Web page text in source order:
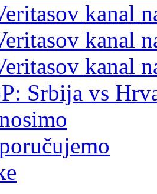
kanal
kanal
kanal
Srbija vs